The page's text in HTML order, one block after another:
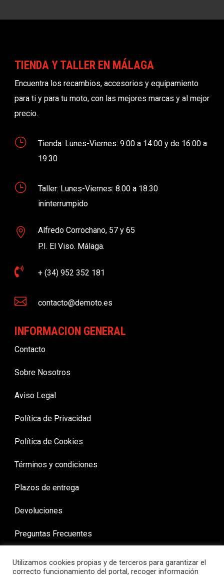
TIENDA Y TALLER EN MÁLAGA
Encuentra los recambios, accesorios y equipamiento
para ti y para tu moto, con las mejores marcas y al mejor
precio.
}
Tienda: Lunes-Viernes: 9:00 a 14:00 y de 16:00 a
19:30
}
Taller: Lunes-Viernes: 8.00 a 18.30
ininterrumpido

Alfredo Corrochano, 57 y 65
P.I. El Viso. Málaga.
 + (34) 952 352 181
 contacto@demoto.es
INFORMACION GENERAL
Contacto
Sobre Nosotros
Aviso Legal
Política de Privacidad
Política de Cookies
Términos y condiciones
Plazos de entrega
Devoluciones
Preguntas Frecuentes
Utilizamos cookies propias y de terceros para garantizar el
correcto funcionamiento del portal, recoger información